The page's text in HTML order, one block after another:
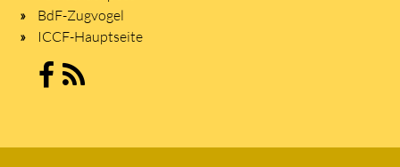
BdF-Zugvogel
ICCF-Hauptseite